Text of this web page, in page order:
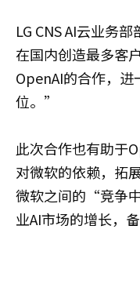
LG CNS AI云业务
在国内创造最多客
OpenAI的合作，进
位。”
此次合作也有助于
对微软的依赖，拓
微软之间的“竞争
业AI市场的增长，备